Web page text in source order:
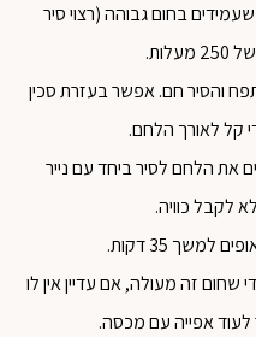
בחום גבוהה (רצוי סיר
מעט תפח והסיר חם. אפשר בעזרת סכין
קל לאורך הלחם.
את הלחם לסיר ביחד עם נייר
לקבל כוויה.
35 דקות.
זה מעולה, אם עדיין אין לו
אפייה עם מכסה.